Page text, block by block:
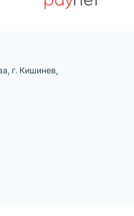
г. Кишинев,